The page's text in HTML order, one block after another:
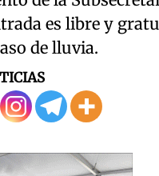
es libre y
de lluvia.